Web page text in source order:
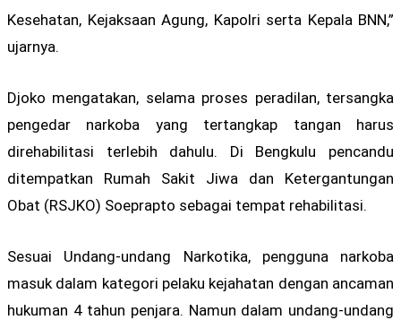
Kesehatan, Kejaksaan Agung, Kapolri serta Kepala BNN,”
ujarnya.
Djoko mengatakan, selama proses peradilan, tersangka
pengedar narkoba yang tertangkap tangan harus
direhabilitasi terlebih dahulu. Di Bengkulu pencandu
ditempatkan Rumah Sakit Jiwa dan Ketergantungan
Obat (RSJKO) Soeprapto sebagai tempat rehabilitasi.
Sesuai Undang-undang Narkotika, pengguna narkoba
masuk dalam kategori pelaku kejahatan dengan ancaman
hukuman 4 tahun penjara. Namun dalam undang-undang